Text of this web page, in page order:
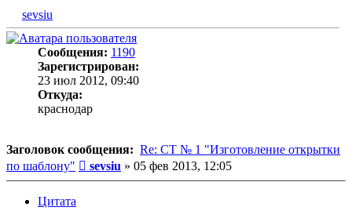
sevsiu
Сообщения: 1190
Зарегистрирован:
23 июл 2012, 09:40
Откуда:
краснодар
Заголовок сообщения: Re: СТ № 1 "Изготовление открытки
по шаблону"
Сообщение
sevsiu » 05 фев 2013, 12:05
Цитата